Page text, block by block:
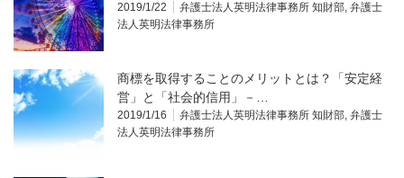
2019/1/22 弁護士法人英明法律事務所 知財部, 弁護士
法人英明法律事務所
商標を取得することのメリットとは？「安定経
営」と「社会的信用」－…
2019/1/16 弁護士法人英明法律事務所 知財部, 弁護士
法人英明法律事務所